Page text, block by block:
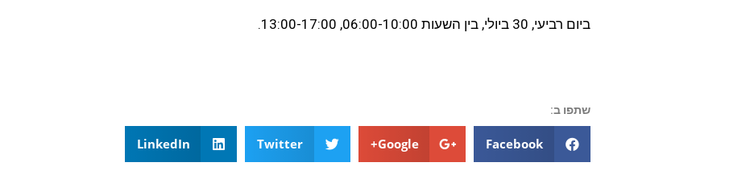
ביום רביעי, 30 ביולי, בין השעות 06:00-10:00, 13:00-17:00.
שתפו ב:
Facebook
Google+
Twitter
LinkedIn